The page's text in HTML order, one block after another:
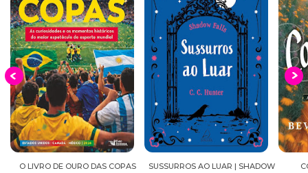
OURO DAS COPAS
SUSSURROS AO LUAR | SHADOW
CONFIANÇA |